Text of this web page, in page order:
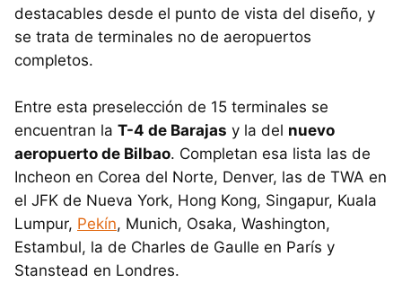
destacables desde el punto de vista del diseño, y
se trata de terminales no de aeropuertos
completos.
Entre esta preselección de 15 terminales se
encuentran la T-4 de Barajas y la del nuevo
aeropuerto de Bilbao. Completan esa lista las de
Incheon en Corea del Norte, Denver, las de TWA en
el JFK de Nueva York, Hong Kong, Singapur, Kuala
Lumpur, Pekín, Munich, Osaka, Washington,
Estambul, la de Charles de Gaulle en París y
Stanstead en Londres.